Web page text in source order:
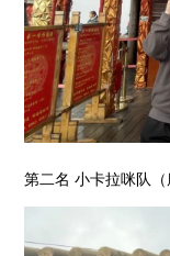
第二名 小卡拉咪队（